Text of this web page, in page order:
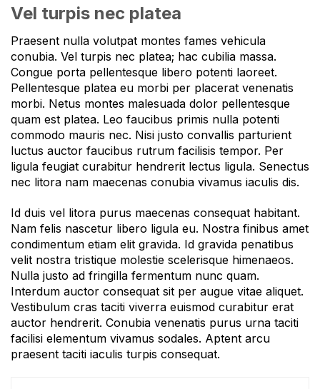
Vel turpis nec platea
Praesent nulla volutpat montes fames vehicula
conubia. Vel turpis nec platea; hac cubilia massa.
Congue porta pellentesque libero potenti laoreet.
Pellentesque platea eu morbi per placerat venenatis
morbi. Netus montes malesuada dolor pellentesque
quam est platea. Leo faucibus primis nulla potenti
commodo mauris nec. Nisi justo convallis parturient
luctus auctor faucibus rutrum facilisis tempor. Per
ligula feugiat curabitur hendrerit lectus ligula. Senectus
nec litora nam maecenas conubia vivamus iaculis dis.
Id duis vel litora purus maecenas consequat habitant.
Nam felis nascetur libero ligula eu. Nostra finibus amet
condimentum etiam elit gravida. Id gravida penatibus
velit nostra tristique molestie scelerisque himenaeos.
Nulla justo ad fringilla fermentum nunc quam.
Interdum auctor consequat sit per augue vitae aliquet.
Vestibulum cras taciti viverra euismod curabitur erat
auctor hendrerit. Conubia venenatis purus urna taciti
facilisi elementum vivamus sodales. Aptent arcu
praesent taciti iaculis turpis consequat.